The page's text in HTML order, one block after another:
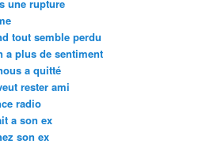
une rupture
tout semble perdu
a plus de sentiment
a quitté
rester ami
radio
a son ex
son ex